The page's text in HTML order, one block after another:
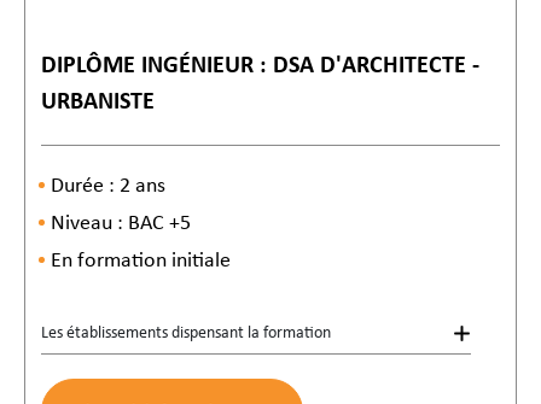
DIPLÔME INGÉNIEUR : DSA D'ARCHITECTE -
URBANISTE
Durée : 2 ans
Niveau : BAC +5
En formation initiale
Les établissements dispensant la formation